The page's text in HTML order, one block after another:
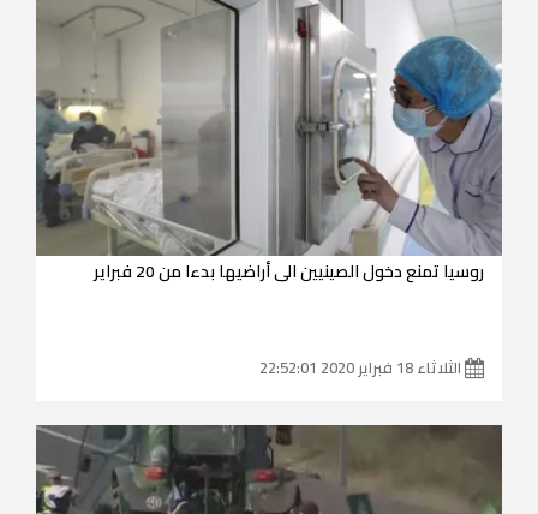
روسيا تمنع دخول الصينيين الى أراضيها بدءا من 20 فبراير
الثلاثاء 18 فبراير 2020 22:52:01